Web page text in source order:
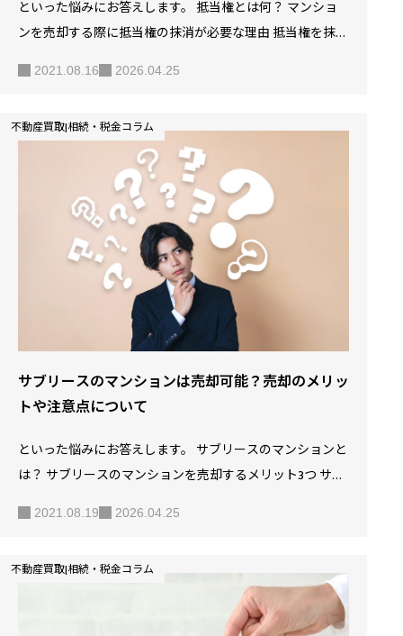
といった悩みにお答えします。 抵当権とは何？ マンショ
ンを売却する際に抵当権の抹消が必要な理由 抵当権を抹消
「抵当権は抹消しなければならないのだろうか？」と疑問
を持つ人もいるのではないでしょうか。 住宅ローンを完済
すれば抵当権は消滅するので、抹消手続きは不要ではない
かと…。 抵当権抹消には、余計な費用や労力が掛かるの
で、できれば登記手続きをしたくないのは人情かもしれま
せんね。 しかしマンションの売却の際に抵当権を抹消しな
いと、買主に迷惑…
2021.08.16 2026.04.25
不動産買取|相続・税金コラム
サブリースのマンションは売却可能？売却のメリッ
トや注意点について
といった悩みにお答えします。 サブリースのマンションと
は？ サブリースのマンションを売却するメリット3つ サブ
という場合、このマンションを売却できるのかどうかとい
った悩みを持つ人もいるようです。 サブリースという契約
は、近年特によく見られる契約で、多くの不動産投資家が
2021.08.19 2026.04.25
不動産買取|相続・税金コラム